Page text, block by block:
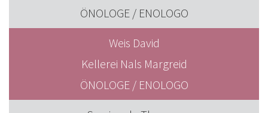
ÖNOLOGE / ENOLOGO
Weis David
Kellerei Nals Margreid
ÖNOLOGE / ENOLOGO